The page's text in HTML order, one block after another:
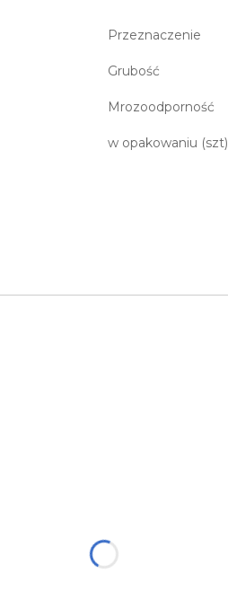
Przeznaczenie
Grubość
Mrozoodporność
w opakowaniu (szt)